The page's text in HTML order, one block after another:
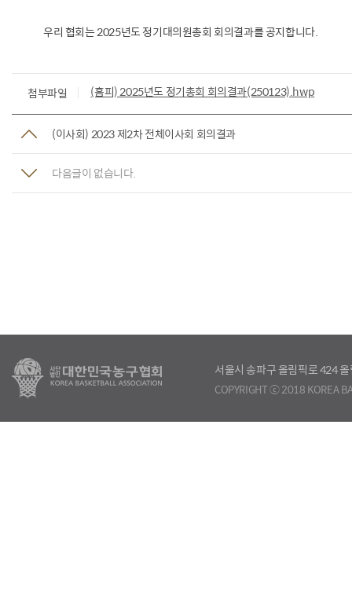
우리 협회는 2025년도 정기대의원총회 회의결과를 공지합니다.
첨부파일 (홈피) 2025년도 정기총회 회의결과(250123).hwp
(이사회) 2023 제2차 전체이사회 회의결과
다음글이 없습니다.
서울시 송파구 올림픽로 424
COPYRIGHT ⓒ 2018 KOREA